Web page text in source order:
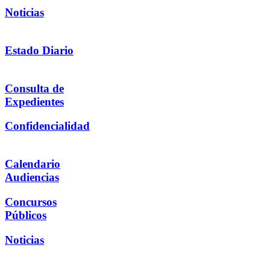
Noticias
Estado Diario
Consulta de
Expedientes
Confidencialidad
Calendario
Audiencias
Concursos
Públicos
Noticias